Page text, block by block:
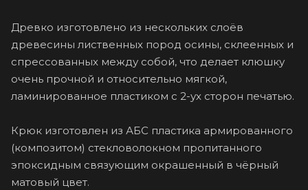
Древко изготовлено из нескольких слоёв
древесины лиственных пород осины, склеенных и
спрессованных между собой, что делает клюшку
очень прочной и относительно мягкой,
ламинированное пластиком с 2-ух сторон печатью.
Крюк изготовлен из АБС пластика армированного
(композитом) стекловолокном пропитанного
эпоксидным связующим окрашенный в чёрный
матовый цвет.